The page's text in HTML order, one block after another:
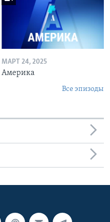
МАРТ 24, 2025
Америка
Все эпизоды